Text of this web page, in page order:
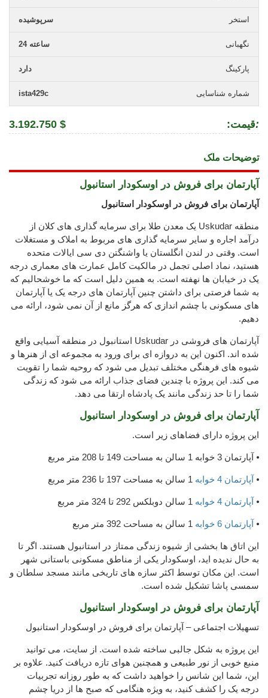
استخر سرپوشیده
نگهبانی 24 ساعته
پارکینگ دارد
شماره شناسایی ista429c
:قیمت:
3.192.750 $
توضیحات ملک
آپارتمان برای فروش در اوسکودار استانبول
آپارتمان برای فروش در اوسکودار استانبول
منطقه Uskudar یک معدن طلا برای سرمایه گذاری های کلان از
درآمد اجاره و سایر سرمایه گذاری های مربوط به املاک و مستغلات
است. وقتی در لندن انگلستان یا واشنگتن دی سی ایالات متحده
هستید، نماد اصلی تجمل در مالکیت کامل عمارت های معماری درجه
یک در خیابان ها نهفته است. به همین دلیل است که ما خوشحالیم که
به شما فرصتی برای داشتن چنین آپارتمان های درجه یک یا آپارتمان
های مسکونی با چشم اندازی که هرگز مانع از آن نمی شود، ارائه می
دهیم.
آپارتمان های فروشی در Uskudar استانبول در منطقه آسیایی واقع
شده اند. اکنون این به دروازه ای برای ورود به مجموعه ای از هنرها و
شیوه های فرهنگی مختلف تبدیل می شود که روحیه شما را تقویت
می کند. این پروژه با چندین فضای جذاب ارائه می شود که زندگی
شما را تا حد زندگی مانند یک پادشاه ارتقا می دهد.
آپارتمان برای فروش در اوسکودار استانبول
این پروژه دارای فضاهای زیر است.
⦁ آپارتمان 3 خوابه 1 سالن به مساحت 149 تا 208 متر مربع
⦁ آپارتمان 4 خوابه
⦁ آپارتمان 4 خوابه
⦁ آپارتمان 6 خوابه
این اتاق ها بخشی از شیوه زندگی ممتاز در استانبول هستند. اگر تا
به حال ندیده اید، اوسکودار یکی از مناطق مسکونی باستانی شهر
است. این مکان توسط اکثر سازه های تاریخی مانند مسجد سلطان و
سمسی پاشا تشکیل شده است.
آپارتمان برای فروش در اوسکودار استانبول
تسهیلات اجتماعی – آپارتمان برای فروش در اوسکودار استانبول
این پروژه به شکل جالبی ساخته شده است. از سایت، می توانید
منبع خوبی از نور طبیعی و همچنین هوای تازه دریافت کنید. علاوه بر
این، شما این شانس را خواهید داشت که به طور روزانه تجربیات
درجه یک را کشف کنید، به ویژه هنگامی که صبح ها از دریا چشم